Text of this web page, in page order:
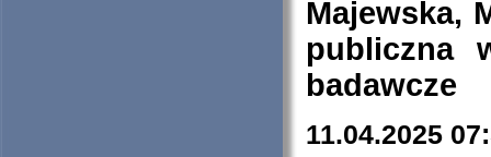
Majewska,
publiczna
badawcze
11.04.2025